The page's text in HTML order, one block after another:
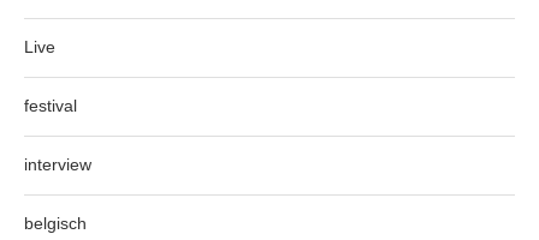
Live
festival
interview
belgisch